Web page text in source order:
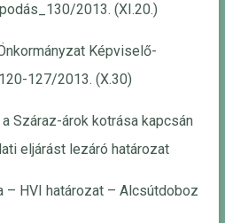
2013. (XI.20.)
Képviselő-
127/2013. (X.30)
Száraz-árok kotrása kapcsán
eljárást lezáró határozat
– HVI határozat – Alcsútdoboz